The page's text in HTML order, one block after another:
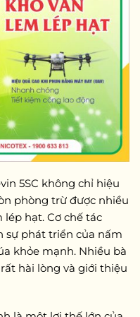
5SC không chỉ hiệu
phòng trừ được nhiều
hạt. Cơ chế tác
sự phát triển của nấm
khỏe mạnh. Nhiều bà
hài lòng và giới thiệu